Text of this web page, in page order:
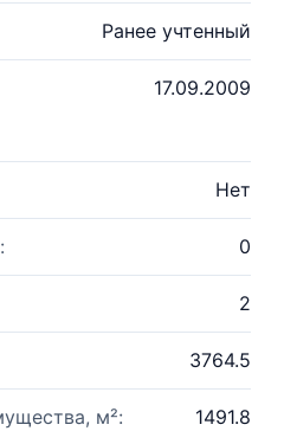
Ранее учтенный
17.09.2009
Нет
0
2
3764.5
м²: 1491.8